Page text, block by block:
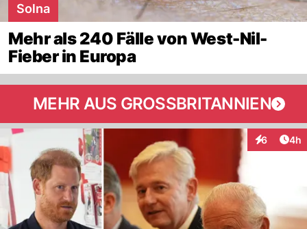
Solna
Mehr als 240 Fälle von West-Nil-
Fieber in Europa
MEHR AUS GROSSBRITANNIEN
6 4h